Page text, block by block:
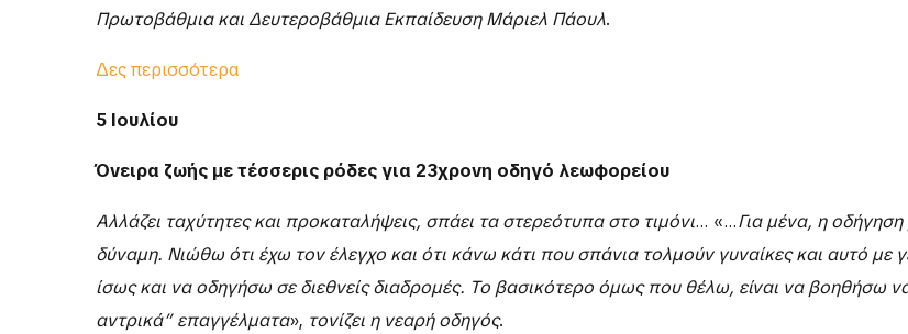
Πρωτοβάθμια και Δευτεροβάθμια Εκπαίδευση Μάριελ Πάουλ.
Δες περισσότερα
5 Ιουλίου
Όνειρα ζωής με τέσσερις ρόδες για 23χρονη οδηγό λεωφορείου
Αλλάζει ταχύτητες και προκαταλήψεις, σπάει τα στερεότυπα στο τιμόνι… «…Για μένα, η
δύναμη. Νιώθω ότι έχω τον έλεγχο και ότι κάνω κάτι που σπάνια τολμούν γυναίκες και αυτό με
ίσως και να οδηγήσω σε διεθνείς διαδρομές. Το βασικότερο όμως που θέλω, είναι να βοηθήσω
αντρικά” επαγγέλματα», τονίζει η νεαρή οδηγός.